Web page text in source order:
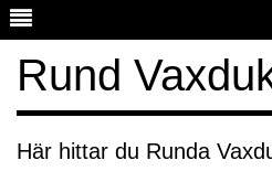
Rund
Här hittar du Runda